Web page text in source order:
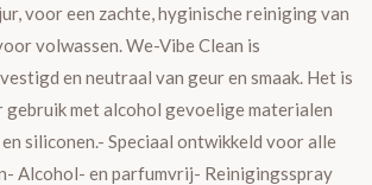
voor een zachte, hyginische reiniging van
volwassen. We-Vibe Clean is
en neutraal van geur en smaak. Het is
met alcohol gevoelige materialen
siliconen.- Speciaal ontwikkeld voor alle
Alcohol- en parfumvrij- Reinigingsspray